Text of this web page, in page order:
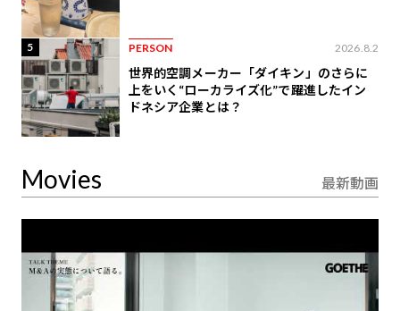
5 PERSON 2026.8.2
世界的空調メーカー「ダイキン」のさらに
上をいく“ローカライズ化”で躍進したイン
ドネシア企業とは？
Movies 最新動画